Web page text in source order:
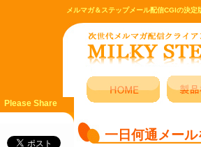
メルマガ＆ステップメール配信CGIの決
一日何通メー
Please Share